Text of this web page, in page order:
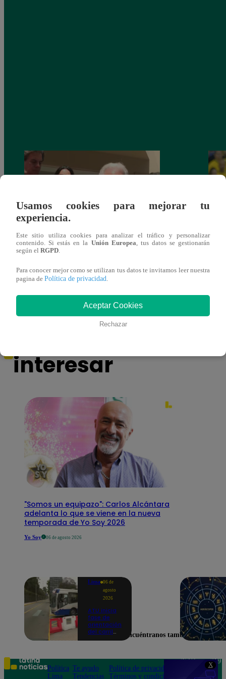
X
Álvaro Vargas Llosa agradecido por
Esto
También te puede
interesar
"Somos un equipazo": Carlos Alcántara
adelanta lo que se viene en la nueva
temporada de Yo Soy 2026
Yo Soy 06 de agosto 2026
Lima 06 de
agosto
2026
ATU inicia
fase de
orientación
del carril
Azul en la
av.
Arequipa |
Usamos cookies para mejorar tu
experiencia.
Este sitio utiliza cookies para analizar el tráfico y personalizar
contenido. Si estás en la Unión Europea, tus datos se gestionarán
según el RGPD.
Para conocer mejor como se utilizan tus datos te invitamos leer nuestra
pagina de Política de privacidad.
Aceptar Cookies
Rechazar
Encuéntranos también en
Política
Lima
Te ayudo
Tendencias
Política de privacidad
Términos y condiciones
Teléfono: 219
Av. San